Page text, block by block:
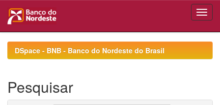
navigationDSpace - BNB - Banco do Nordeste do Brasil
Pesquisar